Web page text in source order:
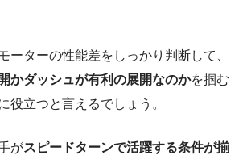
ーターの性能差をしっかり判断して、
かダッシュが有利の展開なのかを掴む
役立つと言えるでしょう。
がスピードターンで活躍する条件が揃